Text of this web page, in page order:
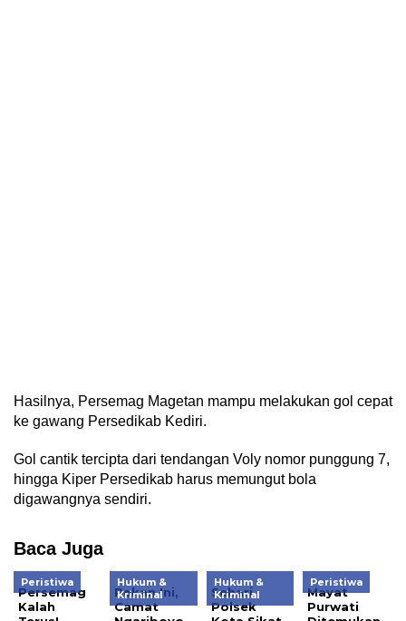
Hasilnya, Persemag Magetan mampu melakukan gol cepat
ke gawang Persedikab Kediri.
Gol cantik tercipta dari tendangan Voly nomor punggung 7,
hingga Kiper Persedikab harus memungut bola
digawangnya sendiri.
Baca Juga
Peristiwa
Persemag
Kalah
Hukum &
Kriminal
Pekan Ini,
Camat
Hukum &
Kriminal
Sehari,
Polsek
Peristiwa
Mayat
Purwati